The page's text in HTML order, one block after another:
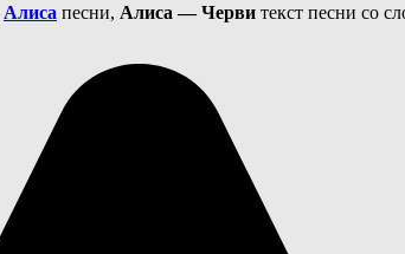
Алиса песни, Алиса — Черви текст песни со